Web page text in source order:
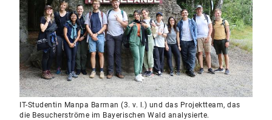
IT-Studentin Manpa Barman (3. v. l.) und das Projektteam, das
die Besucherströme im Bayerischen Wald analysierte.